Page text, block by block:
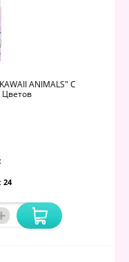
ANIMALS" С
24